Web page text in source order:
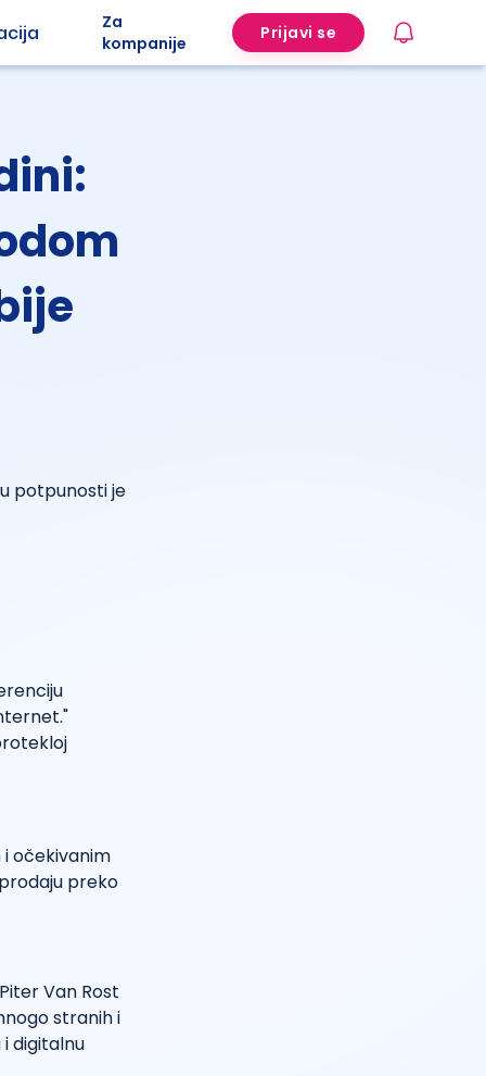
Za
kompanije
Prijavi se
potpunosti je
i očekivanim
preko
Van Rost
stranih i
digitalnu